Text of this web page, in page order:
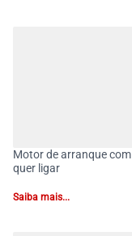
Motor de arranque
quer ligar
Saiba mais...